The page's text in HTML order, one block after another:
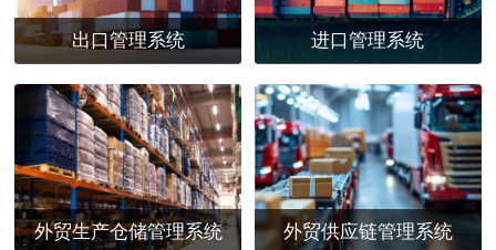
出口管理系统 进口管理系统
外贸生产仓储管理系统 外贸供应链管理系统